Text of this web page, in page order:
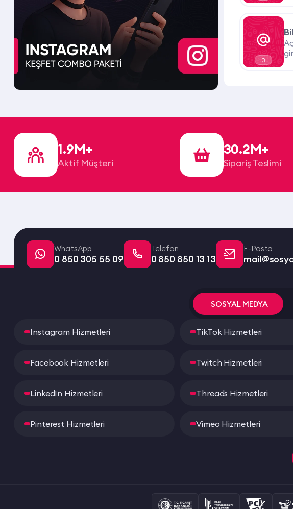
3
1.9M+
Aktif Müşteri
30.2M+
Sipariş Teslimi
WhatsApp
0 850 305 55 09
Telefon
0 850 850 13 13
E-Posta
SOSYAL MEDYA
Instagram Hizmetleri TikTok Hizmetleri
Facebook Hizmetleri Twitch Hizmetleri
LinkedIn Hizmetleri Threads Hizmetleri
Pinterest Hizmetleri Vimeo Hizmetleri